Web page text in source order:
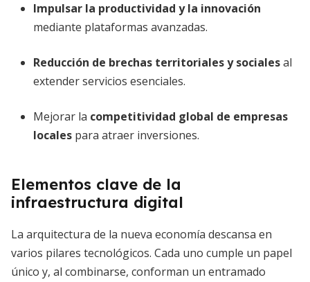
Impulsar la productividad y la innovación
mediante plataformas avanzadas.
Reducción de brechas territoriales y socialesal
extender servicios esenciales.
Mejorar la competitividad global de empresas
locales para atraer inversiones.
Elementos clave de la
infraestructura digital
La arquitectura de la nueva economía descansa en
varios pilares tecnológicos. Cada uno cumple un papel
único y, al combinarse, conforman un entramado